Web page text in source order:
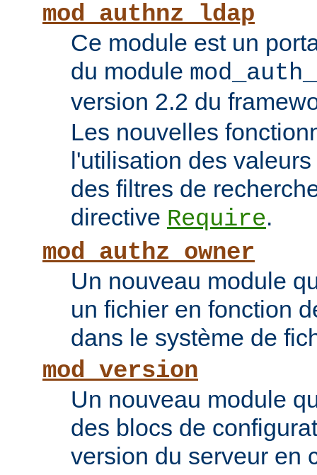
mod_authnz_ldap
Ce module est un
du module
version 2.2 du
Les nouvelles
l'utilisation des
des filtres de
directive Require.
mod_authz_owner
Un nouveau module
un fichier en fonction
dans le système de
mod_version
Un nouveau module
des blocs de
version du serveur en